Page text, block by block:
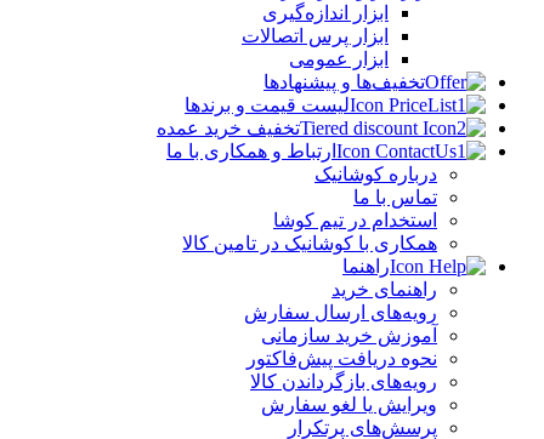
ابزار اندازه‌گیری
ابزار پرس اتصالات
ابزار عمومی
تخفیف‌ها و پیشنهادها
لیست قیمت و برندها
تخفیف خرید عمده
ارتباط و همکاری با ما
درباره کوشانیک
تماس با ما
استخدام در تیم کوشا
همکاری با کوشانیک در تامین کالا
راهنما
راهنمای خرید
رویه‌های ارسال سفارش
آموزش خرید سازمانی
نحوه دریافت پیش‌فاکتور
رویه‌های بازگرداندن کالا
ویرایش یا لغو سفارش
پرسش‌های پرتکرار